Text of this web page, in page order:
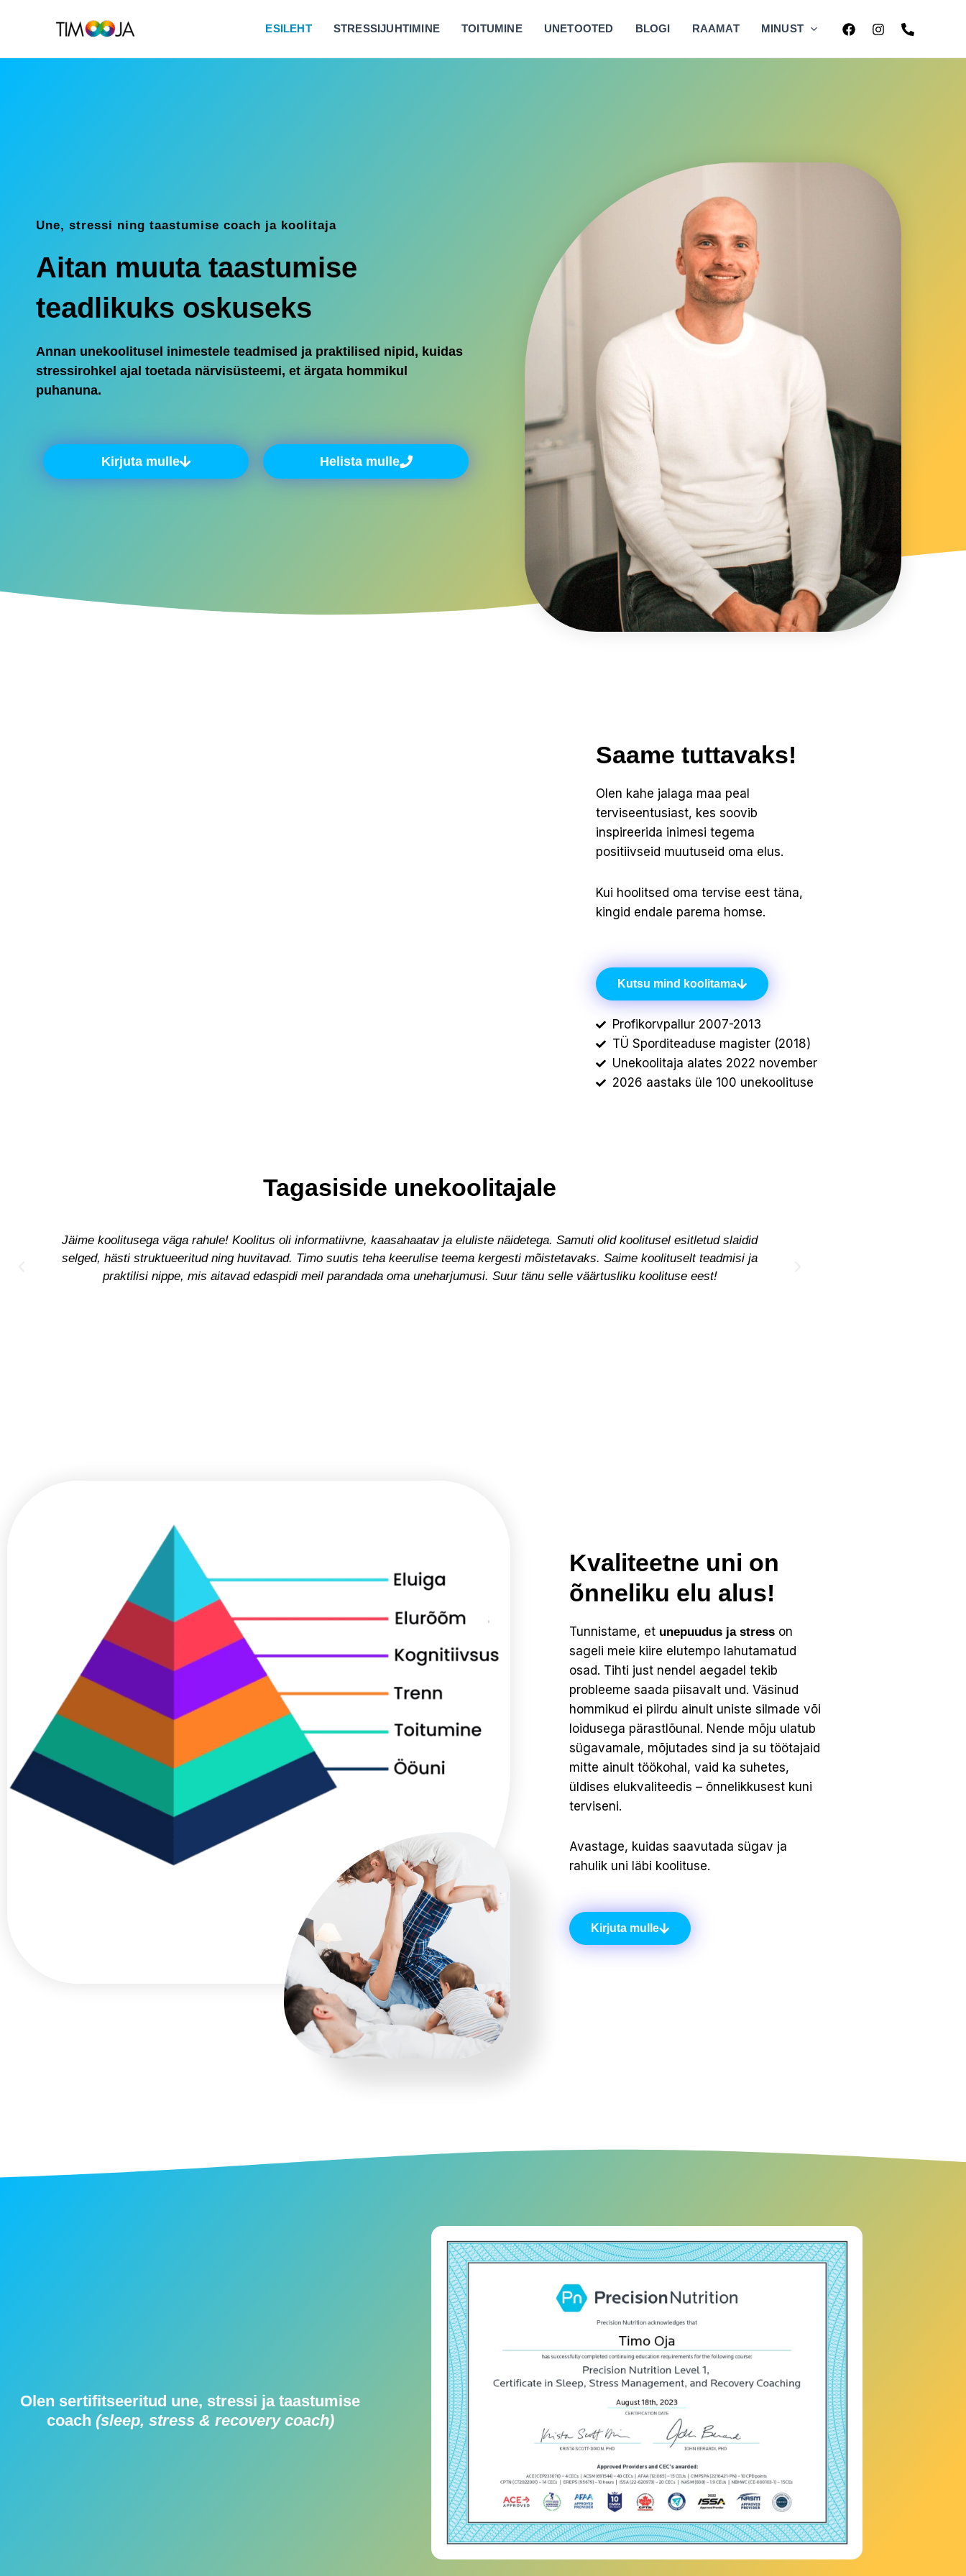
ESILEHT STRESSIJUHTIMINE TOITUMINE UNETOOTED BLOGI RAAMAT MINUST
Une, stressi ning taastumise coach ja koolitaja
Aitan muuta taastumise
teadlikuks oskuseks
Annan unekoolitusel inimestele teadmised ja praktilised nipid, kuidas
stressirohkel ajal toetada närvisüsteemi, et ärgata hommikul
puhanuna.
Kirjuta mulle Helista mulle
Saame tuttavaks!
Olen kahe jalaga maa peal
terviseentusiast, kes soovib
inspireerida inimesi tegema
positiivseid muutuseid oma elus.
Kui hoolitsed oma tervise eest täna,
kingid endale parema homse.
Kutsu mind koolitama
Profikorvpallur 2007-2013
TÜ Sporditeaduse magister (2018)
Unekoolitaja alates 2022 november
2026 aastaks üle 100 unekoolituse
Tagasiside unekoolitajale
Jäime koolitusega väga rahule! Koolitus oli informatiivne, kaasahaatav ja eluliste näidetega. Samuti olid koolitusel esitletud slaidid
selged, hästi struktueeritud ning huvitavad. Timo suutis teha keerulise teema kergesti mõistetavaks. Saime koolituselt teadmisi ja
praktilisi nippe, mis aitavad edaspidi meil parandada oma uneharjumusi. Suur tänu selle väärtusliku koolituse eest!
Kvaliteetne uni on
õnneliku elu alus!
Tunnistame, et unepuudus ja stress on
sageli meie kiire elutempo lahutamatud
osad. Tihti just nendel aegadel tekib
probleeme saada piisavalt und. Väsinud
hommikud ei piirdu ainult uniste silmade või
loidusega pärastlõunal. Nende mõju ulatub
sügavamale, mõjutades sind ja su töötajaid
mitte ainult töökohal, vaid ka suhetes,
üldises elukvaliteedis – õnnelikkusest kuni
terviseni.
Avastage, kuidas saavutada sügav ja
rahulik uni läbi koolituse.
Kirjuta mulle
Olen sertifitseeritud une, stressi ja taastumise
coach (sleep, stress & recovery coach)